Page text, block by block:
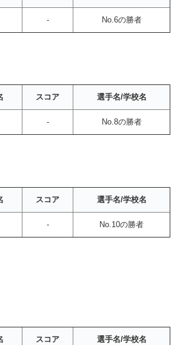
- No.6の勝者
スコア 選手名/学校名
- No.8の勝者
スコア 選手名/学校名
- No.10の勝者
スコア 選手名/学校名